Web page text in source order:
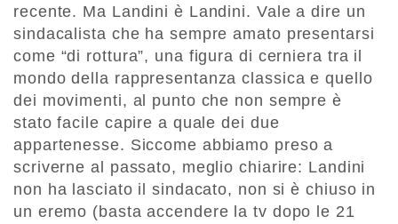
recente. Ma Landini è Landini. Vale a dire un
sindacalista che ha sempre amato presentarsi
come “di rottura”, una figura di cerniera tra il
mondo della rappresentanza classica e quello
dei movimenti, al punto che non sempre è
stato facile capire a quale dei due
appartenesse. Siccome abbiamo preso a
scriverne al passato, meglio chiarire: Landini
non ha lasciato il sindacato, non si è chiuso in
un eremo (basta accendere la tv dopo le 21